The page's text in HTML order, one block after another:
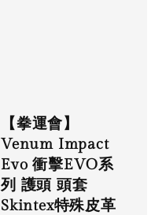
【拳運會】
Venum Impact
Evo 衝擊EVO系
列 護頭 頭套
Skintex特殊皮革